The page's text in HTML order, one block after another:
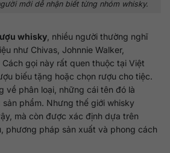
mới dễ nhận biết từng nhóm whisky.
whisky , nhiều người thường nghĩ
như Chivas, Johnnie Walker,
gọi này rất quen thuộc tại Việt
biếu tặng hoặc chọn rượu cho tiệc.
về phân loại, những cái tên đó là
phẩm. Nhưng thế giới whisky
mà còn được xác định dựa trên
phương pháp sản xuất và phong cách